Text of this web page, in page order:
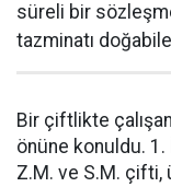
süreli bir
tazminatı
Bir çiftlikte
önüne konuldu. 1.
Z.M. ve S.M. çifti,